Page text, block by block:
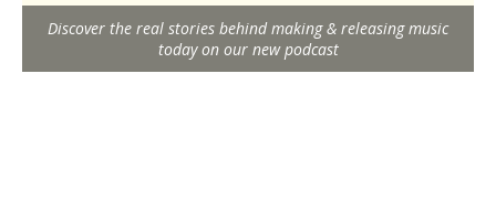
Discover the real stories behind making & releasing music
today on our new podcast